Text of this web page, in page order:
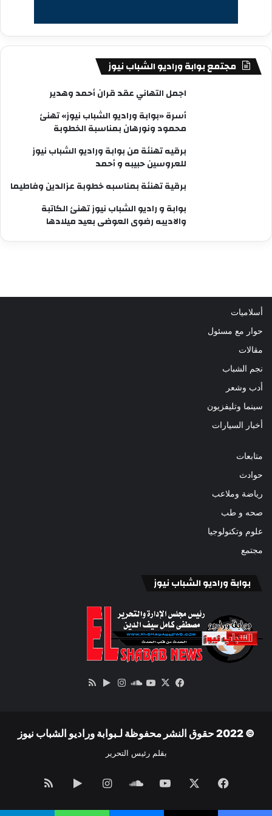
مجتمع بوابة وراديو الشباب نيوز
اجمل التهاني عقد قران أحمد وهدير
أسرة «بوابة وراديو الشباب نيوز» تهنئ
محمود ونورهان بمناسبة الخطوبة
برقيه تهنئة من بوابة وراديو الشباب نيوز
للعروسين حبيبه و أحمد
برقية تهنئة بمناسبه خطوبة عزالدين وفاطيما
بوابة و راديو الشباب نيوز تهنئ الكاتبة
والاديبه رضوى العوضى بعيد ميلادها
أسلاميات
حوار مع مسئول
مقالات
نجم الشباب
أدب وشعر
سينما وتليفزيون
أخبار السيارات
متابعات
حوادث
رياضة وملاعب
صحه و طب
علوم وتكنولوجيا
مجتمع
بوابة وراديو الشباب نيوز
فيسبوك
‫X
‫YouTube
ساوندانستقرام‏Google
© 2022 حقوق النشر محفوظة لـبوابة وراديو الشباب نيوز
بقلم رئيس التحرير
فيسبوك ‫YouTubeساوند
كلاود
انستقرام‏Google
Play
ملخص
الموقع